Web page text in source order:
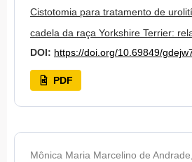
Cistotomia para tratamento de
cadela da raça Yorkshire Terrier:
DOI: https://doi.org/10.69849/
PDF
Mônica Maria Marcelino de